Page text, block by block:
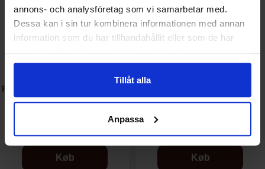
annons- och analysföretag som vi samarbetar med.
Dessa kan i sin tur kombinera informationen med annan
information som du har tillhandahållit eller som de har
Tillåt alla
Anpassa
Ramune Blueberry Soda 200ml
24.90 kr
Køb
26.90 kr
Køb